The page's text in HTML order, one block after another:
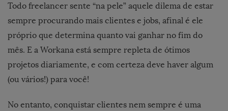
Todo freelancer sente “na pele” aquele dilema de estar
sempre procurando mais clientes e jobs, afinal é ele
próprio que determina quanto vai ganhar no fim do
mês. E a Workana está sempre repleta de ótimos
projetos diariamente, e com certeza deve haver algum
(ou vários!) para você!
No entanto, conquistar clientes nem sempre é uma